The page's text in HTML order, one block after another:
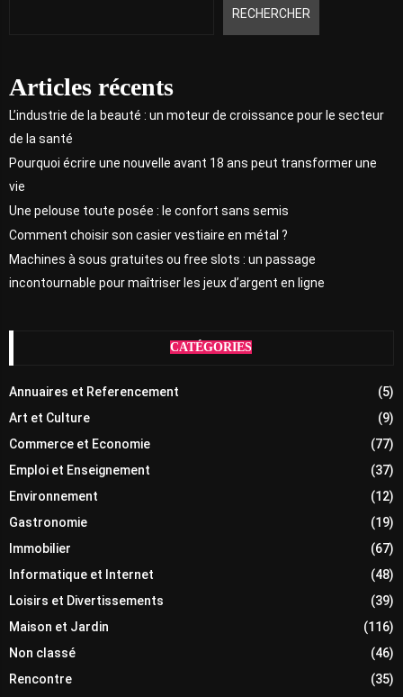
RECHERCHER
Articles récents
L’industrie de la beauté : un moteur de croissance pour le secteur
de la santé
Pourquoi écrire une nouvelle avant 18 ans peut transformer une
vie
Une pelouse toute posée : le confort sans semis
Comment choisir son casier vestiaire en métal ?
Machines à sous gratuites ou free slots : un passage
incontournable pour maîtriser les jeux d’argent en ligne
CATÉGORIES
Annuaires et Referencement
(5)
Art et Culture
(9)
Commerce et Economie
(77)
Emploi et Enseignement
(37)
Environnement
(12)
Gastronomie
(19)
Immobilier
(67)
Informatique et Internet
(48)
Loisirs et Divertissements
(39)
Maison et Jardin
(116)
Non classé
(46)
Rencontre
(35)